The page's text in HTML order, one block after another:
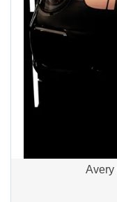
Avery